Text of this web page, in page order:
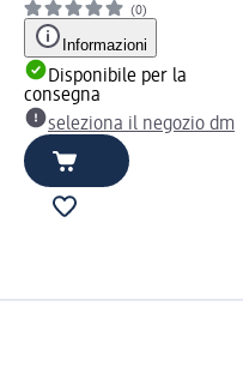
(0)
Informazioni
Disponibile per la
consegna
seleziona il negozio dm